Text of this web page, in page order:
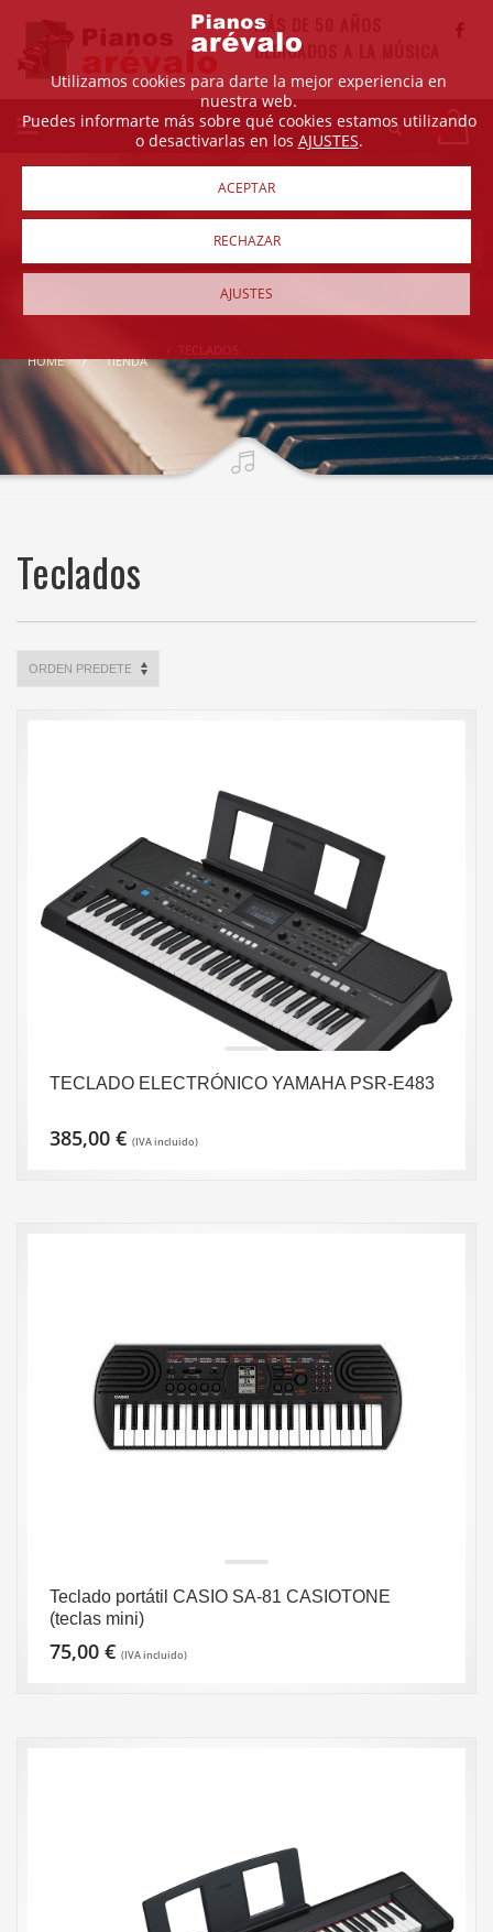
MÁS DE 50 AÑOS
DEDICADOS A LA MÚSICA
HOME TIENDA
Teclados
TECLADO ELECTRÓNICO YAMAHA PSR-E483
385,00 € (IVA incluido)
Teclado portátil CASIO SA-81 CASIOTONE
(teclas mini)
75,00 € (IVA incluido)
Utilizamos cookies para darte la mejor experiencia en
nuestra web.
Puedes informarte más sobre qué cookies estamos utilizando
o desactivarlas en los AJUSTES.
ACEPTAR
RECHAZAR
AJUSTES